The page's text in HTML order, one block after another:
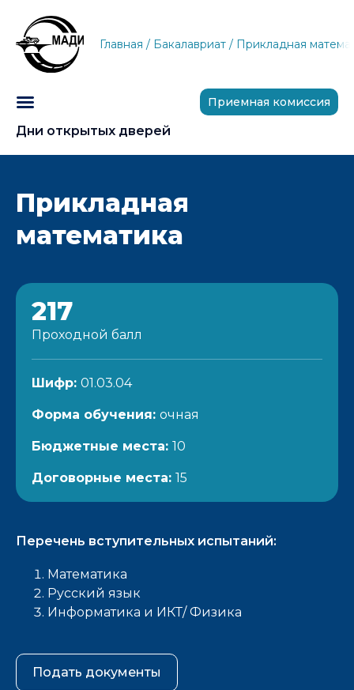
Главная / Бакалавриат/ Прикладная
Дни открытых дверей
Приемная комиссия
Прикладная
математика
Перечень вступительных испытаний:
Математика
Русский язык
Информатика и ИКТ/ Физика
Подать документы
217
Проходной балл
Шифр: 01.03.04
Форма обучения: очная
Бюджетные места: 10
Договорные места: 15